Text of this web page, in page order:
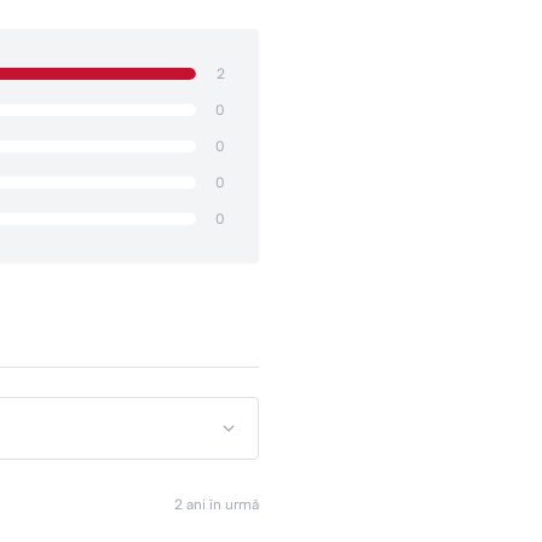
2
0
0
0
0
2 ani în urmă